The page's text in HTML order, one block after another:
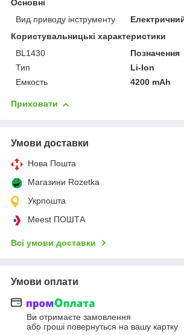
Основні
Вид приводу інструменту
Користувальницькі характеристики
BL1430
Позначення
Тип
Li-Ion
Емкость
4200 mAh
Приховати
Умови доставки
Нова Пошта
Магазини Rozetka
Укрпошта
Meest ПОШТА
Всі умови доставки
Умови оплати
Ви отримаєте замовлення
або гроші повернуться на вашу картку